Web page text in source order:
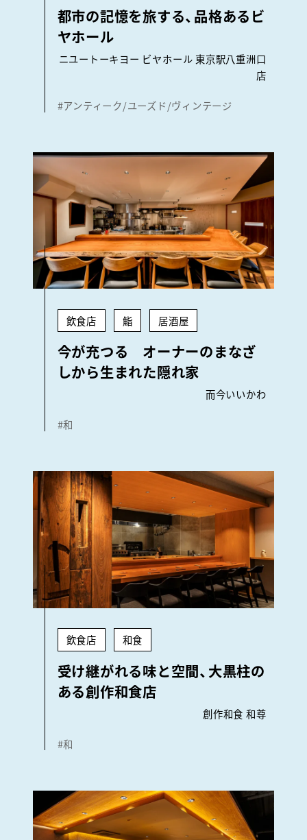
都市の記憶を旅する、品格あるビ
ヤホール
ニユートーキヨー ビヤホール 東京駅八重洲口
店
#アンティーク/ユーズド/ヴィンテージ
飲食店 鮨 居酒屋
今が充つる オーナーのまなざ
しから生まれた隠れ家
而今いいかわ
#和
飲食店 和食
受け継がれる味と空間、大黒柱の
ある創作和食店
創作和食 和尊
#和